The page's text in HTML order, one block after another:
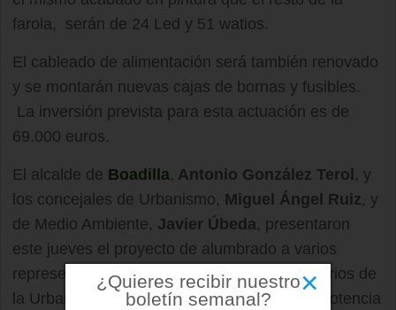
farola, serán de 24 Led y 51 watios.
El cableado de alimentación será también renovado
y se montarán nuevas cajas de bornas y fusibles.
La inversión prevista para esta actuación es de
69.000 euros.
El alcalde de Boadilla, Antonio González Terol , y
los concejales de Urbanismo, Miguel Ángel Ruiz, y
de Medio Ambiente, Javier Úbeda, presentaron
este jueves el proyecto de alumbrado a varios
representantes de la Comunidad de Propietarios de
la Urbanización que pudieron comprobar la potencia
×
¿Quieres recibir nuestro
boletín semanal?